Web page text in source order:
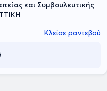
και Συμβουλευτικής
Κλείσε ραντεβού